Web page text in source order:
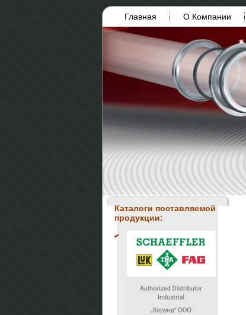
Главная О Компании
Каталоги поставляемой
продукции: